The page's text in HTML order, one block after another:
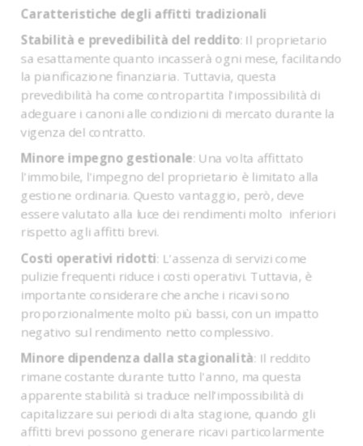
Caratteristiche degli affitti tradizionali
Stabilità e prevedibilità del reddito: Il proprietario
sa esattamente quanto incasserà ogni mese, facilitando
la pianificazione finanziaria. Tuttavia, questa
prevedibilità ha come contropartita l'impossibilità di
adeguare i canoni alle condizioni di mercato durante la
vigenza del contratto.
Minore impegno gestionale: Una volta affittato
l'immobile, l'impegno del proprietario è limitato alla
gestione ordinaria. Questo vantaggio, però, deve
essere valutato alla luce dei rendimenti molto inferiori
rispetto agli affitti brevi.
Costi operativi ridotti: L'assenza di servizi come
pulizie frequenti riduce i costi operativi. Tuttavia, è
importante considerare che anche i ricavi sono
proporzionalmente molto più bassi, con un impatto
negativo sul rendimento netto complessivo.
Minore dipendenza dalla stagionalità: Il reddito
rimane costante durante tutto l'anno, ma questa
apparente stabilità si traduce nell'impossibilità di
capitalizzare sui periodi di alta stagione, quando gli
affitti brevi possono generare ricavi particolarmente